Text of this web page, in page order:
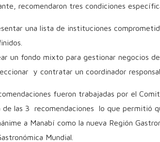
recomendaron tres condiciones
una lista de instituciones
un fondo mixto para gestionar negocios
y contratar un coordinador
fueron trabajadas por el
de las 3 recomendaciones lo que permitió
a Manabí como la nueva Región
Mundial.